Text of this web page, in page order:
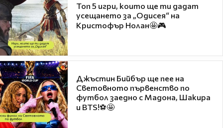
Топ 5 игри, които ще ти дадат
усещането за „Одисея“ на
Кристофър Нолан🤩🎮
Джъстин Бийбър ще пее на
Световното първенство по
футбол заедно с Мадона, Шакира
и BTS!⚽🤩